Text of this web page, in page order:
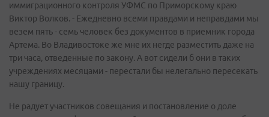
иммиграционного контроля УФМС по Приморскому краю
Виктор Волков. - Ежедневно всеми правдами и неправдами мы
везем пять - семь человек без документов в приемник города
Артема. Во Владивостоке же мне их негде разместить даже на
три часа, отведенные по закону. А вот сидели б они в таких
учреждениях месяцами - перестали бы нелегально пересекать
нашу границу.
Не радует участников совещания и постановление о доле